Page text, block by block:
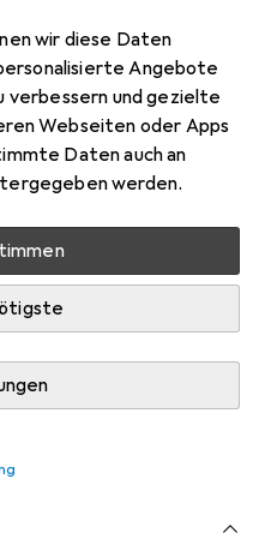
wir diese Daten
Angebote
verbessern und gezielte
Webseiten oder Apps
Daten auch an
werden.
Marke
Mehr von Hikvision
i